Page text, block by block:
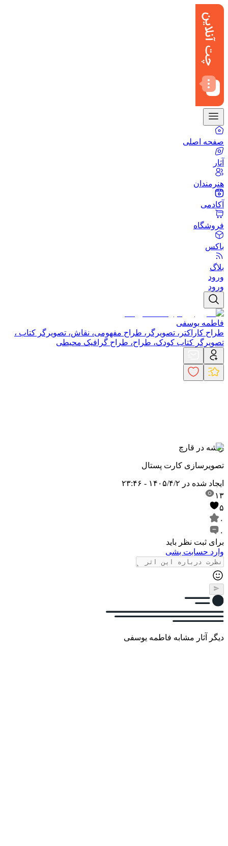
صفحه اصلی
آثار
هنرمندان
آکادمی
فروشگاه
باکس
بلاگ
ورود
ورود
فاطمه یوسفی
طراح کاراکتر، تصویرگر، طراح مفهومی، نقاش، تصویرگر کتاب ،
تصویرگر کتاب کودک، طراح، طراح گرافیک محیطی
ریشه در قارچ
تصویرسازی کارت پستال
ایجاد شده در ۱۴۰۵/۴/۲ - ۲۳:۴۶
۱۳
۵
۰
۰
برای ثبت نظر باید
وارد حسابت بشی
دیگر آثار مشابه فاطمه یوسفی